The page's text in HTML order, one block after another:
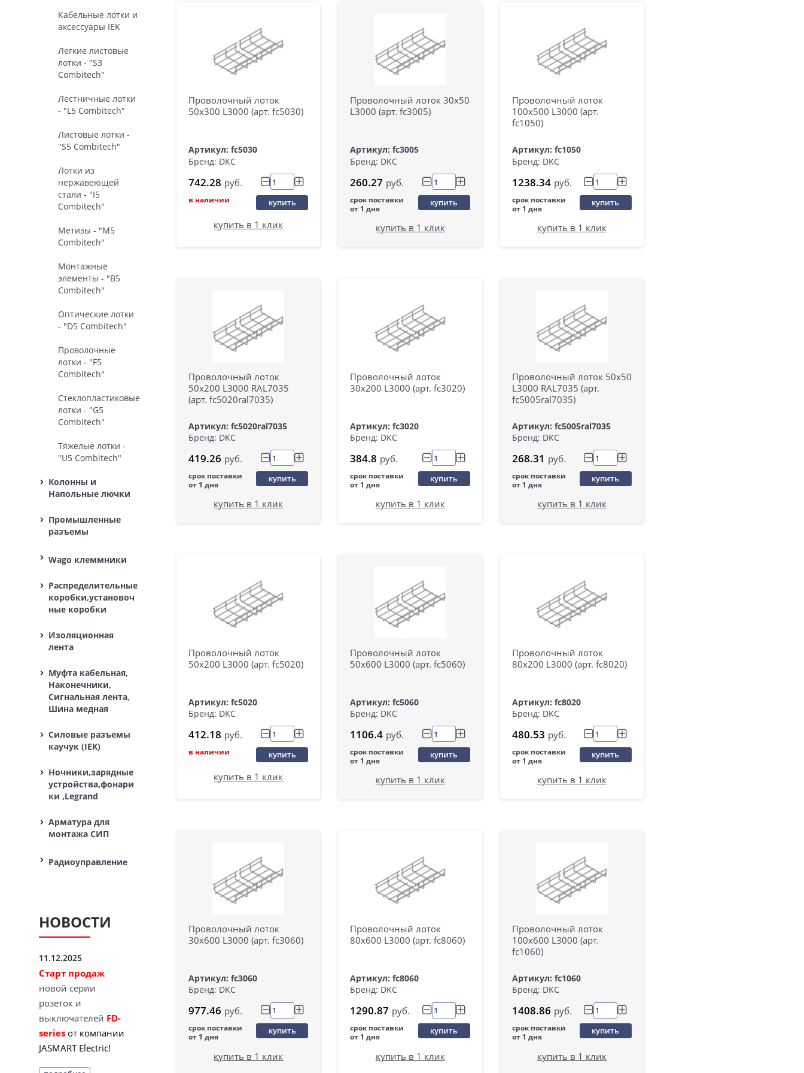
Кабельные лотки и
аксессуары IEK
Легкие листовые
лотки - "S3
Combitech"
Лестничные лотки
- "L5 Combitech"
Листовые лотки -
"S5 Combitech"
Лотки из
нержавеющей
стали - "I5
Combitech"
Метизы - "M5
Combitech"
Монтажные
элементы - "B5
Combitech"
Оптические лотки
- "D5 Combitech"
Проволочные
лотки - "F5
Combitech"
Стеклопластиковые
лотки - "G5
Combitech"
Тяжелые лотки -
"U5 Combitech"
Колонны и
Напольные лючки
Промышленные
разъемы
Wago клеммники
Распределительные
коробки,установоч
ные коробки
Изоляционная
лента
Муфта кабельная,
Наконечники,
Сигнальная лента,
Шина медная
Силовые разъемы
каучук (IEK)
Ночники,зарядные
устройства,фонари
ки ,Legrand
Арматура для
монтажа СИП
Радиоуправление
НОВОСТИ
11.12.2025
Старт продаж
новой серии
розеток и
выключателей FD-
series от компании
JASMART Electric!
Проволочный лоток
50х300 L3000 (арт. fc5030)
Артикул: fc5030
Бренд: DKC
742.28 руб.
в наличии купить
купить в 1 клик
Проволочный лоток 30х50
L3000 (арт. fc3005)
Артикул: fc3005
Бренд: DKC
260.27 руб.
срок поставки
от 1 дня
купить
купить в 1 клик
Проволочный лоток
100х500 L3000 (арт.
fc1050)
Артикул: fc1050
Бренд: DKC
1238.34 руб.
срок поставки
от 1 дня
купить
купить в 1 клик
Проволочный лоток
50х200 L3000 RAL7035
(арт. fc5020ral7035)
Артикул: fc5020ral7035
Бренд: DKC
419.26 руб.
срок поставки
от 1 дня
купить
купить в 1 клик
Проволочный лоток
30х200 L3000 (арт. fc3020)
Артикул: fc3020
Бренд: DKC
384.8 руб.
срок поставки
от 1 дня
купить
купить в 1 клик
Проволочный лоток 50х50
L3000 RAL7035 (арт.
fc5005ral7035)
Артикул: fc5005ral7035
Бренд: DKC
268.31 руб.
срок поставки
от 1 дня
купить
купить в 1 клик
Проволочный лоток
50х200 L3000 (арт. fc5020)
Артикул: fc5020
Бренд: DKC
412.18 руб.
в наличии купить
купить в 1 клик
Проволочный лоток
50х600 L3000 (арт. fc5060)
Артикул: fc5060
Бренд: DKC
1106.4 руб.
срок поставки
от 1 дня
купить
купить в 1 клик
Проволочный лоток
80х200 L3000 (арт. fc8020)
Артикул: fc8020
Бренд: DKC
480.53 руб.
срок поставки
от 1 дня
купить
купить в 1 клик
Проволочный лоток
30х600 L3000 (арт. fc3060)
Артикул: fc3060
Бренд: DKC
977.46 руб.
срок поставки
от 1 дня
купить
купить в 1 клик
Проволочный лоток
80х600 L3000 (арт. fc8060)
Артикул: fc8060
Бренд: DKC
1290.87 руб.
срок поставки
от 1 дня
купить
купить в 1 клик
Проволочный лоток
100х600 L3000 (арт.
fc1060)
Артикул: fc1060
Бренд: DKC
1408.86 руб.
срок поставки
от 1 дня
купить
купить в 1 клик